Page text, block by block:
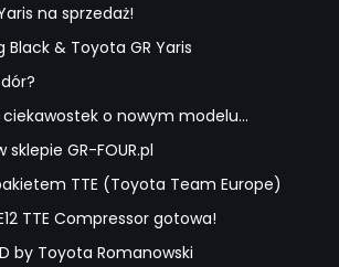
na sprzedaż!
Black & Toyota GR Yaris
o nowym modelu...
sklepie GR-FOUR.pl
TTE (Toyota Team Europe)
TTE Compressor gotowa!
by Toyota Romanowski